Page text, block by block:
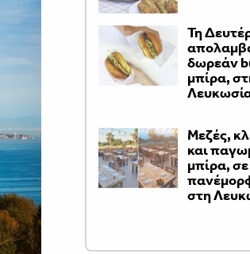
Τη
δωρεάν
μπίρα,
Μεζές,
και
μπίρα, σε
στη